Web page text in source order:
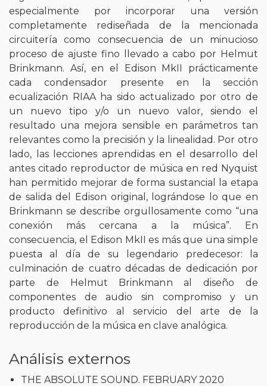
especialmente por incorporar una versión
completamente rediseñada de la mencionada
circuitería como consecuencia de un minucioso
proceso de ajuste fino llevado a cabo por Helmut
Brinkmann. Así, en el Edison MkII prácticamente
cada condensador presente en la sección
ecualización RIAA ha sido actualizado por otro de
un nuevo tipo y/o un nuevo valor, siendo el
resultado una mejora sensible en parámetros tan
relevantes como la precisión y la linealidad. Por otro
lado, las lecciones aprendidas en el desarrollo del
antes citado reproductor de música en red Nyquist
han permitido mejorar de forma sustancial la etapa
de salida del Edison original, lográndose lo que en
Brinkmann se describe orgullosamente como “una
conexión más cercana a la música”. En
consecuencia, el Edison MkII es más que una simple
puesta al día de su legendario predecesor: la
culminación de cuatro décadas de dedicación por
parte de Helmut Brinkmann al diseño de
componentes de audio sin compromiso y un
producto definitivo al servicio del arte de la
reproducción de la música en clave analógica.
Análisis externos
THE ABSOLUTE SOUND. FEBRUARY 2020